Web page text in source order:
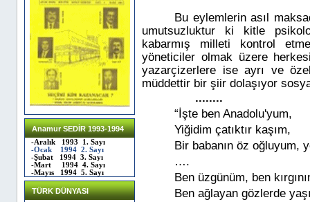
Anamur SEDİR 1993-1994
-Aralık 1993 1. Sayı
-Ocak 1994 2. Sayı
-Şubat 1994 3. Sayı
-Mart 1994 4. Sayı
-Mayıs 1994 5. Sayı
TÜRK DÜNYASI
Bu eylemlerin asıl
umutsuzluktur ki kitle
kabarmış milleti kontrol
yöneticiler olmak üzere
yazarçizerlere ise ayrı ve
müddettir bir şiir dolaşıyor
........
“İşte ben Anadolu'yum,
Yiğidim çatıktır kaşım,
Bir babanın öz oğluyum,
….
Ben üzgünüm, ben
Ben ağlayan gözlerde